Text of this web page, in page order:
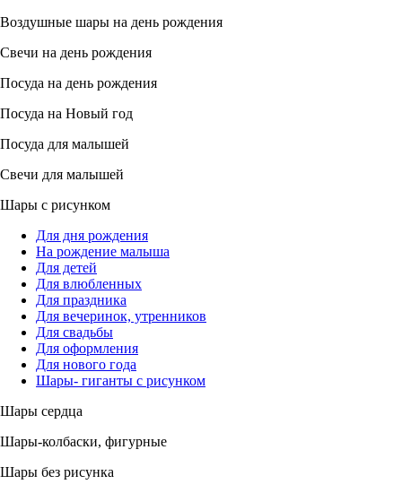
Воздушные шары на день рождения
Свечи на день рождения
Посуда на день рождения
Посуда на Новый год
Посуда для малышей
Свечи для малышей
Шары с рисунком
Для дня рождения
На рождение малыша
Для детей
Для влюбленных
Для праздника
Для вечеринок, утренников
Для свадьбы
Для оформления
Для нового года
Шары- гиганты с рисунком
Шары сердца
Шары-колбаски, фигурные
Шары без рисунка